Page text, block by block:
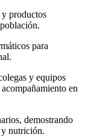
productos
para
y equipos
en
demostrando
y nutrición.